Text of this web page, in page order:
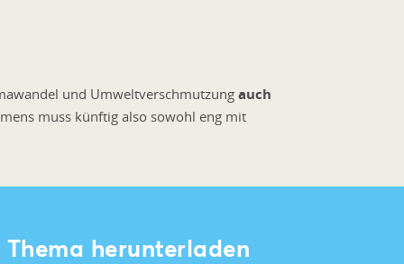
und Umweltverschmutzung auch
muss künftig also sowohl eng mit
herunterladen